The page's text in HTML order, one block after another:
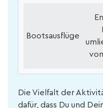
Bootsausflüge
Die Vielfalt der
dafür, dass Du und